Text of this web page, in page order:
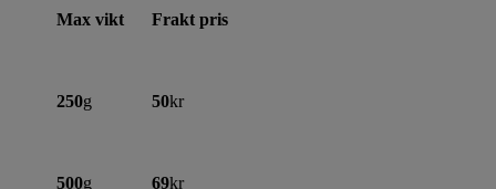
Max vikt Frakt pris
250g 50kr
500g 69kr